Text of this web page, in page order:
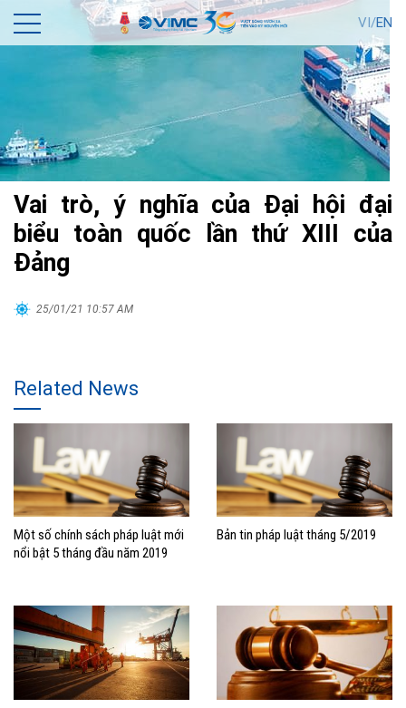
VI/EN
Vai trò, ý nghĩa của Đại hội đại
biểu toàn quốc lần thứ XIII của
Đảng
25/01/21 10:57 AM
Related News
Một số chính sách pháp luật mới
nổi bật 5 tháng đầu năm 2019
Bản tin pháp luật tháng 5/2019